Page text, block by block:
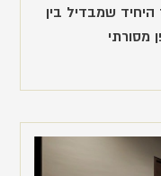
שמבדיל בין
מסורתי